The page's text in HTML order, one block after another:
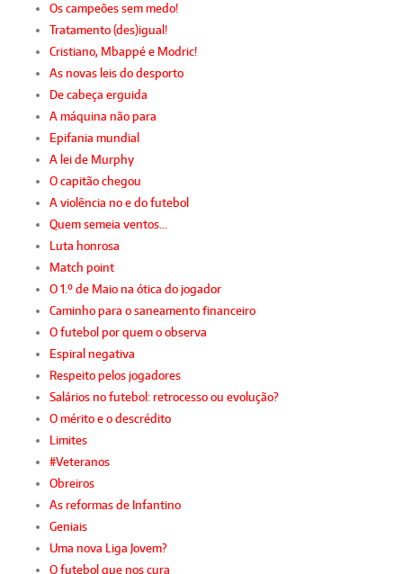
Os campeões sem medo!
Tratamento (des)igual!
Cristiano, Mbappé e Modric!
As novas leis do desporto
De cabeça erguida
A máquina não para
Epifania mundial
A lei de Murphy
O capitão chegou
A violência no e do futebol
Quem semeia ventos…
Luta honrosa
Match point
O 1.º de Maio na ótica do jogador
Caminho para o saneamento financeiro
O futebol por quem o observa
Espiral negativa
Respeito pelos jogadores
Salários no futebol: retrocesso ou evolução?
O mérito e o descrédito
Limites
#Veteranos
Obreiros
As reformas de Infantino
Geniais
Uma nova Liga Jovem?
O futebol que nos cura